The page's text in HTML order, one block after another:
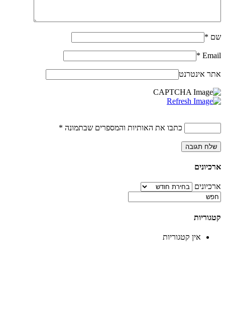
שם *
Email
*
אתר אינטרנט
כתבו את האותיות והמספרים שבתמונה *
ארכיונים
ארכיונים
קטגוריות
אין קטגוריות